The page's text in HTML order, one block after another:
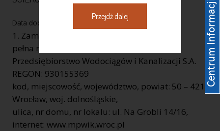
Data dodania:
1. Zamawiający:
pełna nazwa zamawiającego: Miejskie
Przedsiębiorstwo Wodociągów i Kanalizacji S.A.
REGON: 930155369
kod, miejscowość, województwo, powiat: 50 – 421
Wrocław, woj. dolnośląskie,
ulica, nr domu, nr lokalu: ul. Na Grobli 14/16,
internet: www.mpwik.wroc.pl
Przejdź dalej